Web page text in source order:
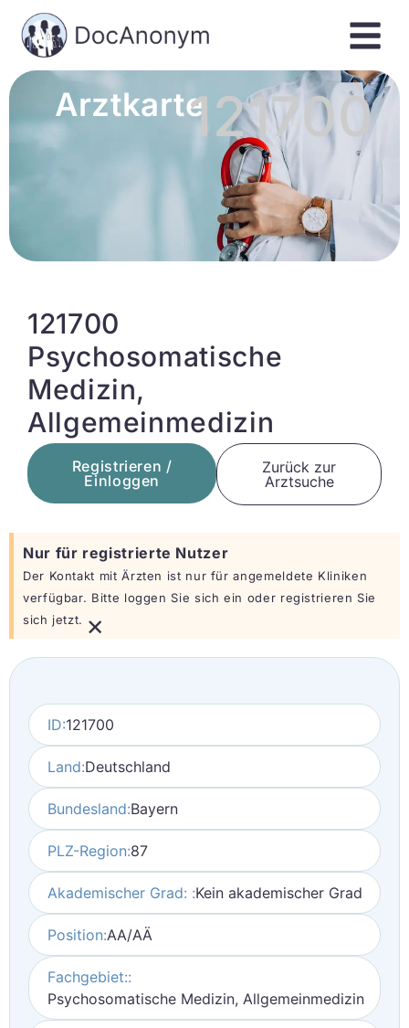
Arztkarte121700
121700
Psychosomatische
Medizin,
Allgemeinmedizin
Registrieren /
Einloggen
Zurück zur
Arztsuche
Nur für registrierte Nutzer
Der Kontakt mit Ärzten ist nur für angemeldete Kliniken
verfügbar. Bitte loggen Sie sich ein oder registrieren Sie
sich jetzt. ×
ID:121700
Land:Deutschland
Bundesland:Bayern
PLZ-Region:87
Akademischer Grad: :Kein akademischer Grad
Position:AA/AÄ
Fachgebiet::
Psychosomatische Medizin, Allgemeinmedizin